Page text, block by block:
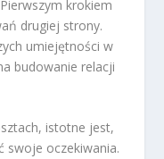
krokiem
drugiej strony.
umiejętności w
budowanie relacji
istotne jest,
swoje oczekiwania.